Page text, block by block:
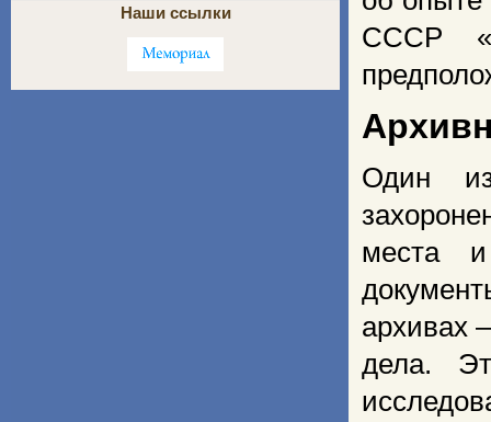
СССР
Один
места
архивах
дела.
Наши ссылки